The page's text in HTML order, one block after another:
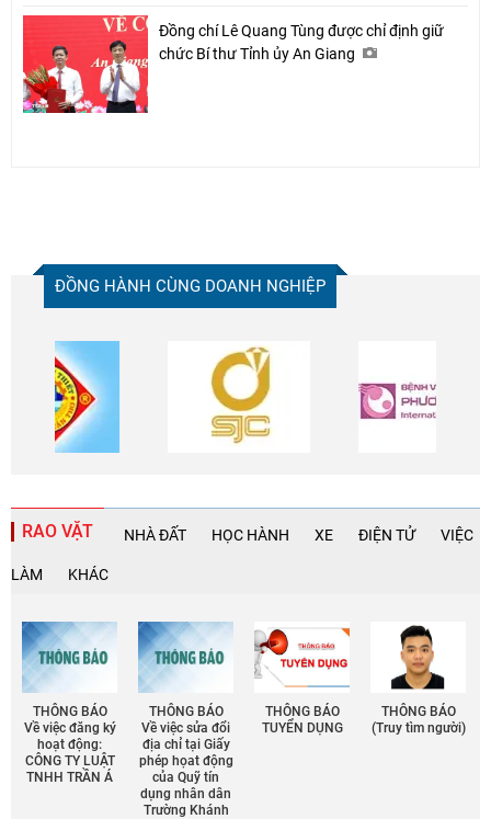
Đồng chí Lê Quang Tùng được chỉ định giữ
chức Bí thư Tỉnh ủy An Giang
ĐỒNG HÀNH CÙNG DOANH NGHIỆP
RAO VẶT NHÀ ĐẤT HỌC HÀNH XE ĐIỆN TỬ VIỆC
LÀM KHÁC
THÔNG BÁO
Về việc đăng ký
hoạt động:
CÔNG TY LUẬT
TNHH TRẦN Á
THÔNG BÁO
Về việc sửa đổi
địa chỉ tại Giấy
phép họat động
của Quỹ tín
dụng nhân dân
Trường Khánh
THÔNG BÁO
TUYỂN DỤNG
THÔNG BÁO
(Truy tìm người)